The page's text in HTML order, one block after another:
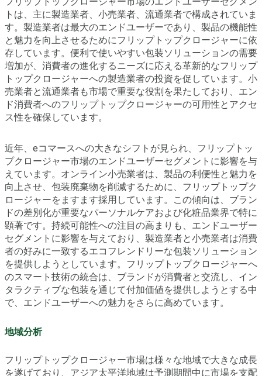
トは、主に製造業者、小売業者、流通業者で構成されていま
す。製造業者は最大のエンドユーザーであり、製品の機能性
と魅力を向上させるためにフリップトップクロージャーに依
存しています。便利で使いやすい包装ソリューションの需要
増加が、消費者の進化するニーズに応える革新的なフリップ
トップクロージャーへの製造業者の投資を促しています。小
売業者と流通業者も市場で重要な役割を果たしており、エン
ド消費者へのフリップトップクロージャーの可用性とアクセ
ス性を確保しています。
近年、eコマースへの大きなシフトが見られ、フリップトッ
プクロージャー市場のエンドユーザーセグメントに影響を与
えています。オンライン小売業者は、製品の利便性と魅力を
向上させ、包装廃棄物を削減するために、フリップトップク
ロージャーをますます採用しています。この傾向は、ブラン
ドの差別化が重要なパーソナルケアおよび化粧品業界で特に
顕著です。持続可能性への注目の高まりも、エンドユーザー
セグメントに影響を与えており、製造業者と小売業者は消費
者の好みに一致するエコフレンドリーな包装ソリューション
を提供しようとしています。フリップトップクロージャーへ
のスマート技術の統合は、ブランドが消費者と交流し、イン
タラクティブな包装を通じて付加価値を提供しようとする中
で、エンドユーザーへの魅力をさらに高めています。
地域分析
フリップトップクロージャー市場は様々な地域で大きな成長
を遂げており、アジア太平洋地域は予測期間中に市場を支配